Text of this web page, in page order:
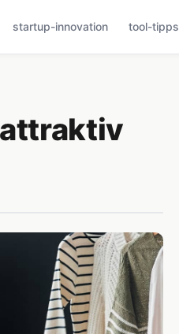
startup-innovation tool-tipps